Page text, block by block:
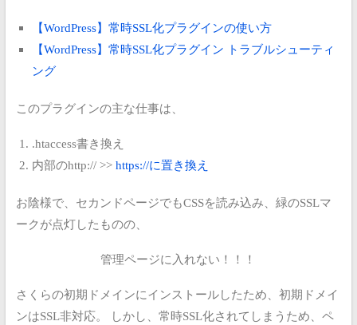
【WordPress】常時SSL化プラグインの使い方
【WordPress】常時SSL化プラグイン トラブルシューティ
ング
このプラグインの主な仕事は、
.htaccess書き換え
内部のhttp:// >> https://に置き換え
お陰様で、セカンドページでもCSSを読み込み、緑のSSLマ
ークが点灯したものの、
管理ページに入れない！！！
さくらの初期ドメインにインストールしたため、初期ドメイ
ンはSSL非対応。
しかし、常時SSL化されてしまうため、ペ